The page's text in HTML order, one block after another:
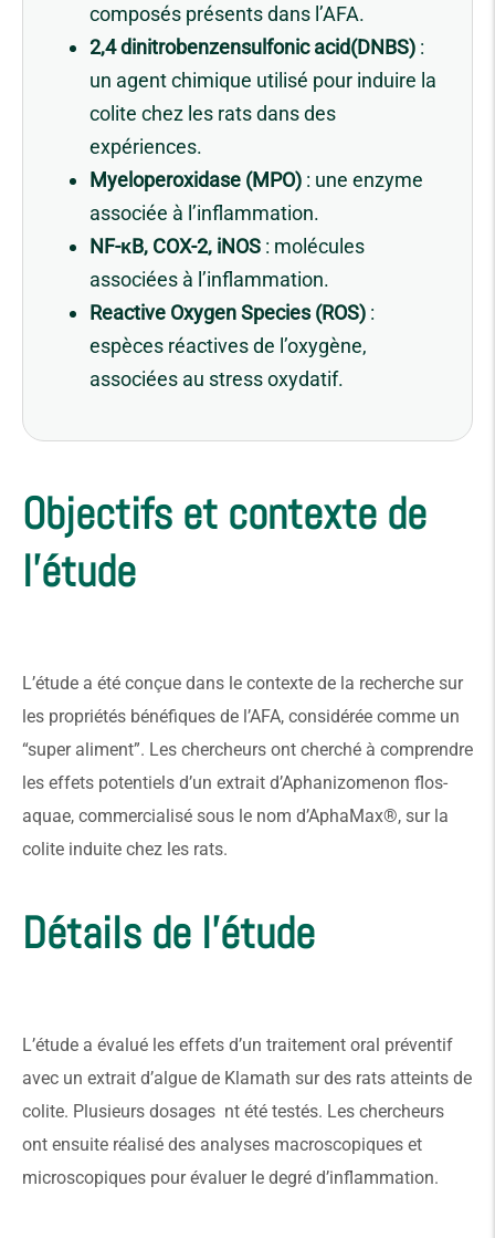
composés présents dans l’AFA.
2,4 dinitrobenzensulfonic acid(DNBS) :
un agent chimique utilisé pour induire la
colite chez les rats dans des
expériences.
Myeloperoxidase (MPO) : une enzyme
associée à l’inflammation.
NF-κB, COX-2, iNOS : molécules
associées à l’inflammation.
Reactive Oxygen Species (ROS) :
espèces réactives de l’oxygène,
associées au stress oxydatif.
Objectifs et contexte de
l'étude
L’étude a été conçue dans le contexte de la recherche sur
les propriétés bénéfiques de l’AFA, considérée comme un
“super aliment”. Les chercheurs ont cherché à comprendre
les effets potentiels d’un extrait d’Aphanizomenon flos-
aquae, commercialisé sous le nom d’AphaMax®, sur la
colite induite chez les rats.
Détails de l'étude
L’étude a évalué les effets d’un traitement oral préventif
avec un extrait d’algue de Klamath sur des rats atteints de
colite. Plusieurs dosages nt été testés. Les chercheurs
ont ensuite réalisé des analyses macroscopiques et
microscopiques pour évaluer le degré d’inflammation.